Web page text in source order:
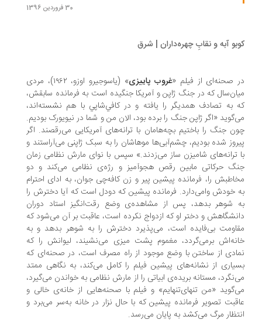
آبه و نقابِ چهره‌داران | شرق
صحنه‌ای از فیلم « غروب پاییزی
» (یاسوجیرو اوزو، ۱۹۶۲)، مردی
که در جنگ ژاپن و آمریکا جنگیده است به فرمانده‌ سابقش،
به تصادف همدیگر را یافته و در كافي‌شاپي با هم نشسته‌اند،
«اگر ژاپن جنگ را برده بود، الان من و شما در نیویورک بودیم.
جنگ را باختیم بچه‌هامان با ترانه‌های آمریکایی می‌رقصند. اگر
شده بودیم، چشم‌آبی‌ها موهاشان را به سبک ژاپنی می‌آراستند و
ترانه‌های شامیزن ساز می‌زدند.» سپس با نوای مارش نظامی زمان
حرکاتی مابین رقص هجوآمیز و رژه‌ی نظامی می‌کند و دو
را، فرمانده پیشین پیر و زن کافه‌چی جوان، به ادای احترام
خودش وامی‌دارد. فرمانده پیشین که دودل است که آیا دخترش را
شوهر بدهد، پس از مشاهده‌ی وضع رقت‌انگیز استاد دوران
و دختر او که ازدواج نکرده است، عاقبت بر آن می‌شود که
بی‌فایده است، می‌پذیرد دخترش را به شوهر بدهد و به
برمی‌گردد، مغموم پشت میزی می‌نشیند، لیوانش را که
از ساختن با وضع موجود از راه مصرف است، در صحنه‌ای که
از نشانه‌های پیشین فیلم را کامل می‌کند، به نگاهی ممتد
مستانه بریده‌ی ابیاتی را از مارش نظامی به خواندن می‌گیرد،
«من تنهای‌تنهایم» و فیلم با صحنه‌هایی از خانه‌ی خالی و
تصویر فرمانده پیشین که با حال نزار در خانه به‌سر می‌برد و
مرگ می‌کشد به پایان می‌رسد.